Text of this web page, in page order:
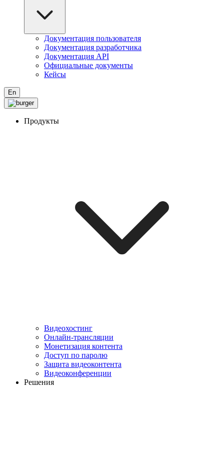
Документация пользователя
Документация разработчика
Документация API
Официальные документы
Кейсы
En
Продукты
Видеохостинг
Онлайн-трансляции
Монетизация контента
Доступ по паролю
Защита видеоконтента
Видеоконференции
Решения